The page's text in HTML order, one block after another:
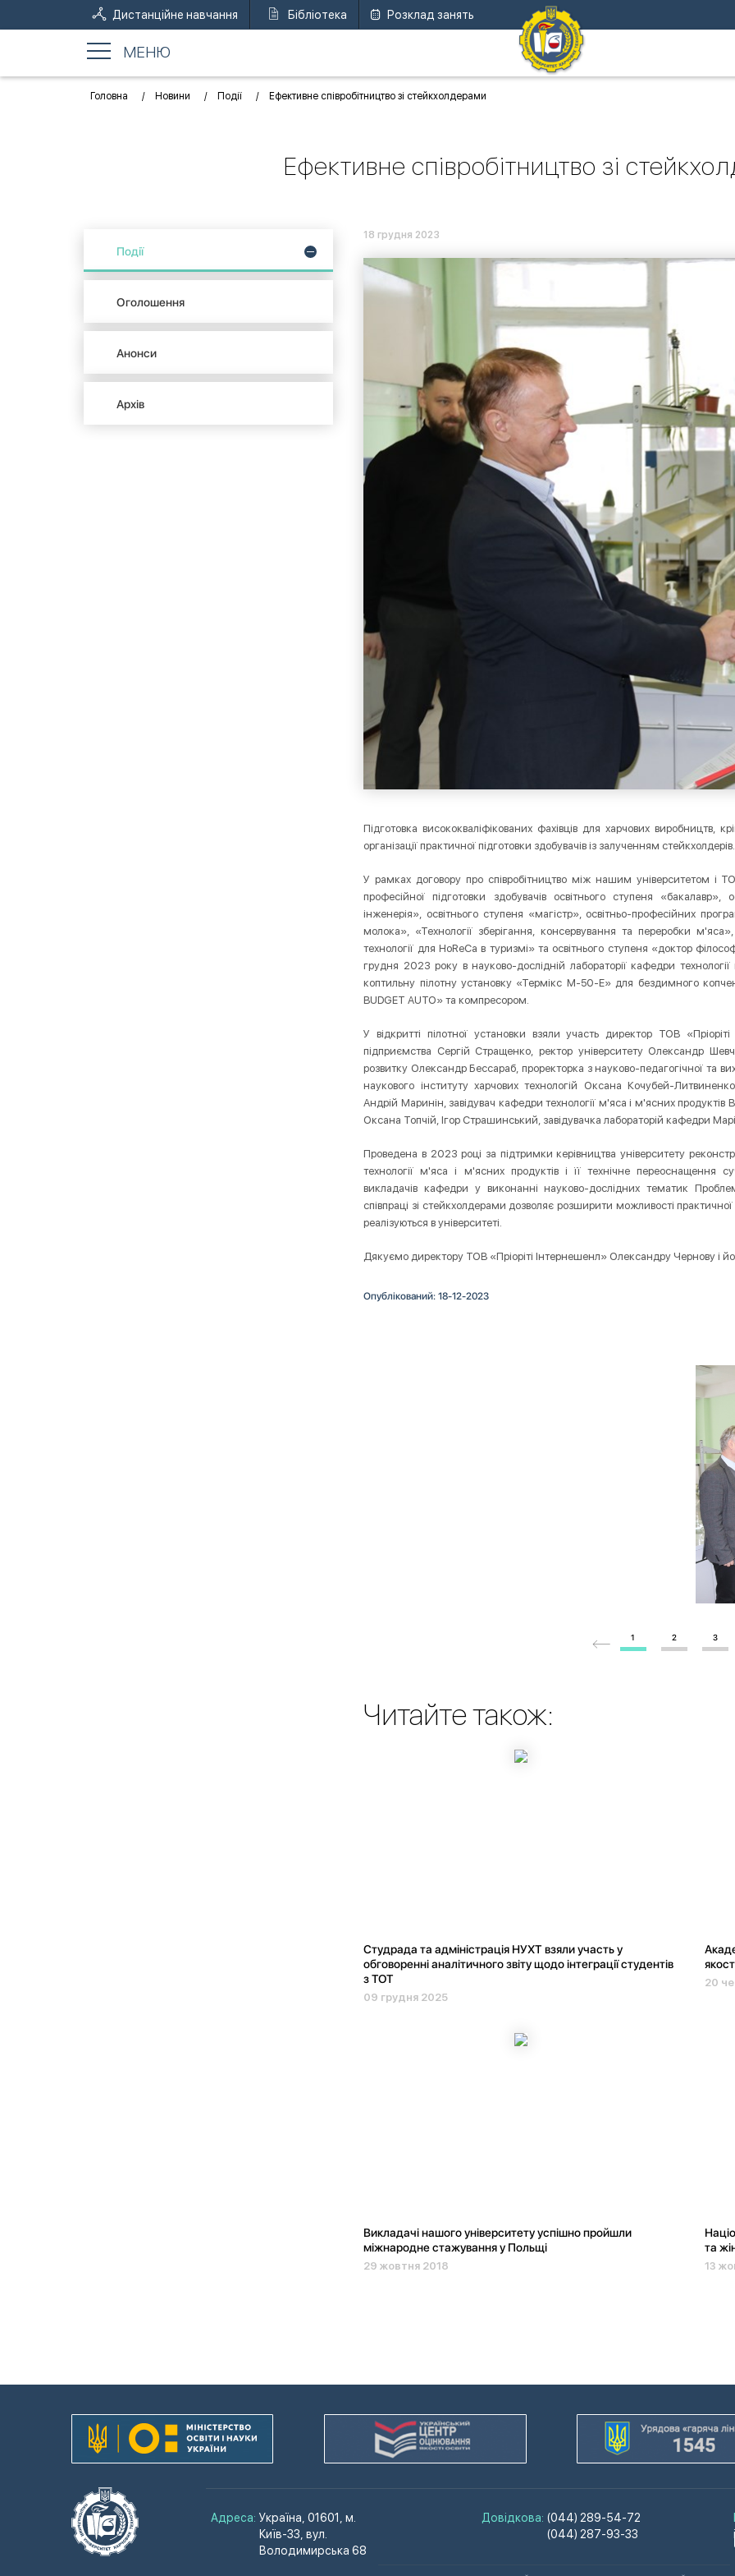
Дистанційне навчання Бібліотека Розклад занять
МЕНЮ
Головна Новини Події Ефективне співробітництво зі стейкхолдерами
Ефективне співробітництво зі
Події
Оголошення
Анонси
Архів
18 грудня 2023
Підготовка висококваліфікованих фахівців для харчових виробництв,
організації практичної підготовки здобувачів із залученням стейкхолдерів.
У рамках договору про співробітництво між нашим університетом і
професійної підготовки здобувачів освітнього ступеня «бакалавр»,
інженерія», освітнього ступеня «мaгicтp», освітньо-професійних
молока», «Технології зберігання, консервування та переробки
технології для HoReCa в туризмі» та освітнього ступеня «доктор
грудня 2023 року в науково-дослідній лабораторії кафедри
коптильну пілотну установку «Термікс М-50-Е» для бездимного
BUDGET AUTO» та компресором.
У відкритті пілотної установки взяли участь директор ТОВ
підприємства Сергій Стращенко, ректор університету Олександр
розвитку Олександр Бессараб, проректорка з науково-педагогічної та
наукового інституту харчових технологій Оксана Кочубей-
Андрій Маринін, завідувач кафедри технології м'яса і м'ясних
Оксана Топчій, Ігор Страшинський, завідувачка лабораторій кафедри
Проведена в 2023 році за підтримки керівництва університету
технології м'яса і м'ясних продуктів і її технічне переоснащення
викладачів кафедри у виконанні науково-дослідних тематик
співпраці зі стейкхолдерами дозволяє розширити можливості практичної
реалізуються в університеті.
Дякуємо директору ТОВ «Пріоріті Інтернешенл» Олександру Чернову і
Опублікований: 18-12-2023
1 2 3
Читайте також:
Студрада та адміністрація НУХТ взяли участь у
обговоренні аналітичного звіту щодо інтеграції студентів
з ТОТ
09 грудня 2025
20
Викладачі нашого університету успішно пройшли
міжнародне стажування у Польщі
29 жовтня 2018
та
13
Адреса: Україна, 01601, м.
Київ-33, вул.
Володимирська 68
Довідкова: (044) 289-54-72
(044) 287-93-33